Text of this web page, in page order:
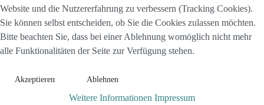
Website und die Nutzererfahrung zu verbessern (Tracking Cookies).
Sie können selbst entscheiden, ob Sie die Cookies zulassen möchten.
Bitte beachten Sie, dass bei einer Ablehnung womöglich nicht mehr
alle Funktionalitäten der Seite zur Verfügung stehen.
Akzeptieren Ablehnen
Weitere Informationen Impressum